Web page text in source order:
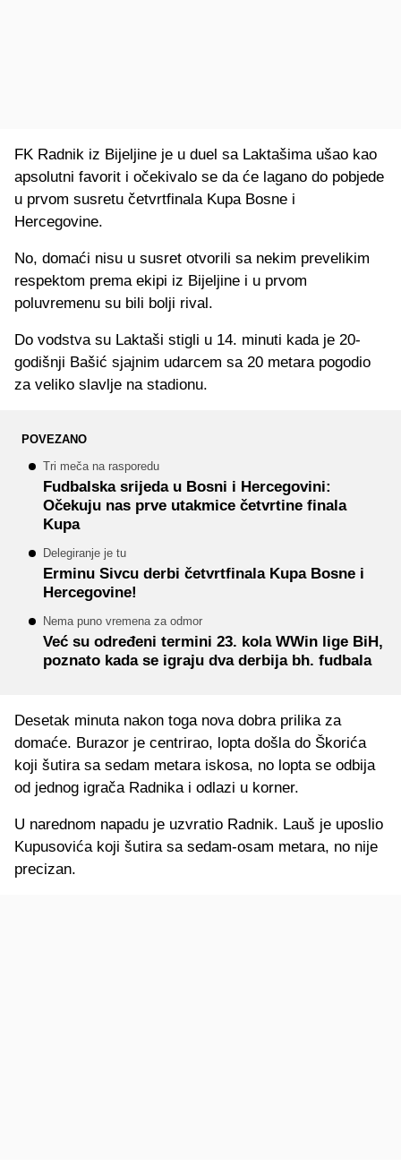
FK Radnik iz Bijeljine je u duel sa Laktašima ušao kao
apsolutni favorit i očekivalo se da će lagano do pobjede
u prvom susretu četvrtfinala Kupa Bosne i
Hercegovine.
No, domaći nisu u susret otvorili sa nekim prevelikim
respektom prema ekipi iz Bijeljine i u prvom
poluvremenu su bili bolji rival.
Do vodstva su Laktaši stigli u 14. minuti kada je 20-
godišnji Bašić sjajnim udarcem sa 20 metara pogodio
za veliko slavlje na stadionu.
POVEZANO
Tri meča na rasporedu
Fudbalska srijeda u Bosni i Hercegovini:
Očekuju nas prve utakmice četvrtine finala
Kupa
Delegiranje je tu
Erminu Sivcu derbi četvrtfinala Kupa Bosne i
Hercegovine!
Nema puno vremena za odmor
Već su određeni termini 23. kola WWin lige BiH,
poznato kada se igraju dva derbija bh. fudbala
Desetak minuta nakon toga nova dobra prilika za
domaće. Burazor je centrirao, lopta došla do Škorića
koji šutira sa sedam metara iskosa, no lopta se odbija
od jednog igrača Radnika i odlazi u korner.
U narednom napadu je uzvratio Radnik. Lauš je uposlio
Kupusovića koji šutira sa sedam-osam metara, no nije
precizan.